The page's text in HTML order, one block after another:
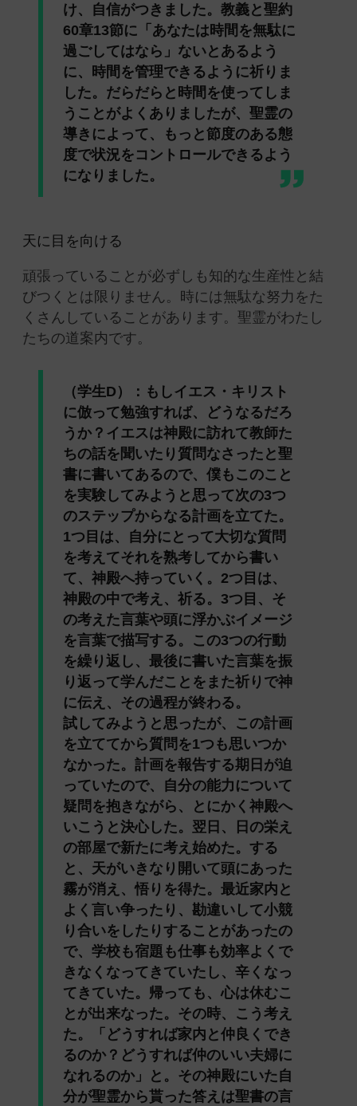
け、自信がつきました。教義と聖約
60章13節に「あなたは時間を無駄に
過ごしてはなら」ないとあるよう
に、時間を管理できるように祈りま
した。だらだらと時間を使ってしま
うことがよくありましたが、聖霊の
導きによって、もっと節度のある態
度で状況をコントロールできるよう
になりました。
天に目を向ける
頑張っていることが必ずしも知的な生産性と結
びつくとは限りません。時には無駄な努力をた
くさんしていることがあります。聖霊がわたし
たちの道案内です。
（学生D）： もしイエス・キリスト
に倣って勉強すれば、どうなるだろ
うか？イエスは神殿に訪れて教師た
ちの話を聞いたり質問なさったと聖
書に書いてあるので、僕もこのこと
を実験してみようと思って次の3つ
のステップからなる計画を立てた。
1つ目は、自分にとって大切な質問
を考えてそれを熟考してから書い
て、神殿へ持っていく。2つ目は、
神殿の中で考え、祈る。3つ目、そ
の考えた言葉や頭に浮かぶイメージ
を言葉で描写する。この3つの行動
を繰り返し、最後に書いた言葉を振
り返って学んだことをまた祈りで神
に伝え、その過程が終わる。
試してみようと思ったが、この計画
を立ててから質問を1つも思いつか
なかった。計画を報告する期日が迫
っていたので、自分の能力について
疑問を抱きながら、とにかく神殿へ
いこうと決心した。翌日、日の栄え
の部屋で新たに考え始めた。する
と、天がいきなり開いて頭にあった
霧が消え、悟りを得た。最近家内と
よく言い争ったり、勘違いして小競
り合いをしたりすることがあったの
で、学校も宿題も仕事も効率よくで
きなくなってきていたし、辛くなっ
てきていた。帰っても、心は休むこ
とが出来なった。その時、こう考え
た。「どうすれば家内と仲良くでき
るのか？どうすれば仲のいい夫婦に
なれるのか」と。その神殿にいた自
分が聖霊から貰った答えは聖書の言